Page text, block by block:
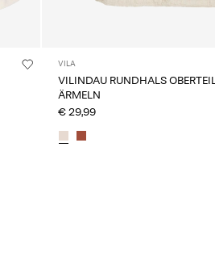
VILA
VILINDAU RUNDHALS
ÄRMELN
€ 29,99